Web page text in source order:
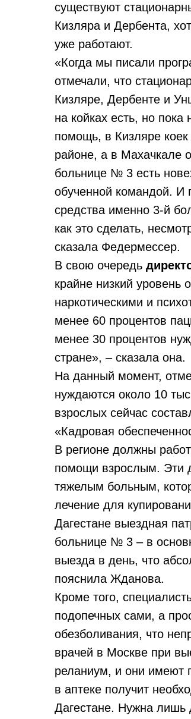
существуют
Кизляра и Дербента,
уже работают.
«Когда мы писали
отмечали, что
Кизляре, Дербенте и
на койках есть, но
помощь, в Кизляре коек
районе, а в Махачкале
больнице № 3 есть
обученной командой. И
средства именно 3-й
как это сделать,
сказала Федермессер.
В свою очередь
крайне низкий уровень
наркотическими и
менее 60 процентов
менее 30 процентов
стране», – сказала она.
На данный момент,
нуждаются около 10
взрослых сейчас
«Кадровая
В регионе должны
помощи взрослым. Эти
тяжелым больным,
лечение для
Дагестане выездная
больнице № 3 – в
выезда в день, что
пояснила Жданова.
Кроме того,
подопечных сами, а
обезболивания, что
врачей в Москве при
реланиум, и они имеют
в аптеке получит
Дагестане. Нужна лишь